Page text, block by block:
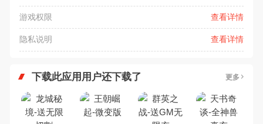
游戏权限 查看详情
隐私说明 查看详情
下载此应用用户还下载了 更多